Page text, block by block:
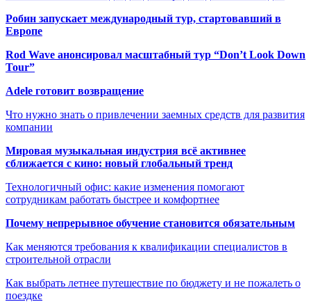
Робин запускает международный тур, стартовавший в
Европе
Rod Wave анонсировал масштабный тур “Don’t Look Down
Tour”
Adele готовит возвращение
Что нужно знать о привлечении заемных средств для развития
компании
Мировая музыкальная индустрия всё активнее
сближается с кино: новый глобальный тренд
Технологичный офис: какие изменения помогают
сотрудникам работать быстрее и комфортнее
Почему непрерывное обучение становится обязательным
Как меняются требования к квалификации специалистов в
строительной отрасли
Как выбрать летнее путешествие по бюджету и не пожалеть о
поездке